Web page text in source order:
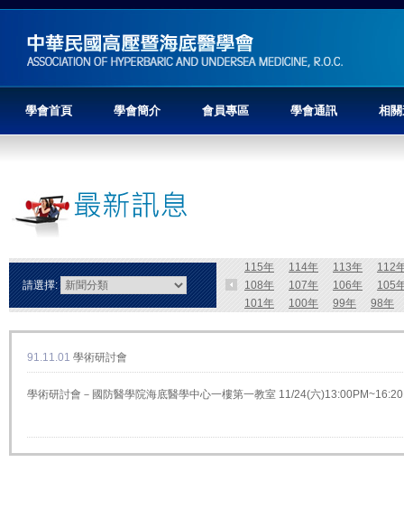
學會首頁 學會簡介 會員專區 學會通訊 相
請選擇:
115年 114年 113年
112
108年
107年 106年
105
101年
100年 99年 98年
91.11.01 學術研討會
學術研討會－國防醫學院海底醫學中心一樓第一教室 11/24(六